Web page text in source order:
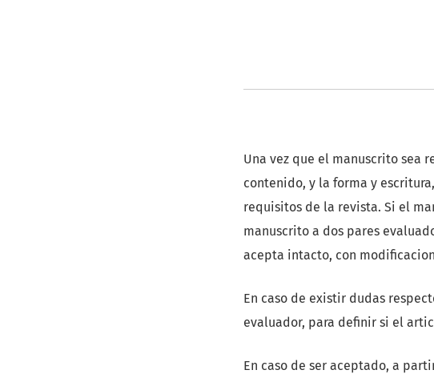
Una vez que el manuscrito sea
contenido, y la forma y
requisitos de la revista. Si el
manuscrito a dos pares
acepta intacto, con
En caso de existir dudas
evaluador, para definir si el
En caso de ser aceptado, a